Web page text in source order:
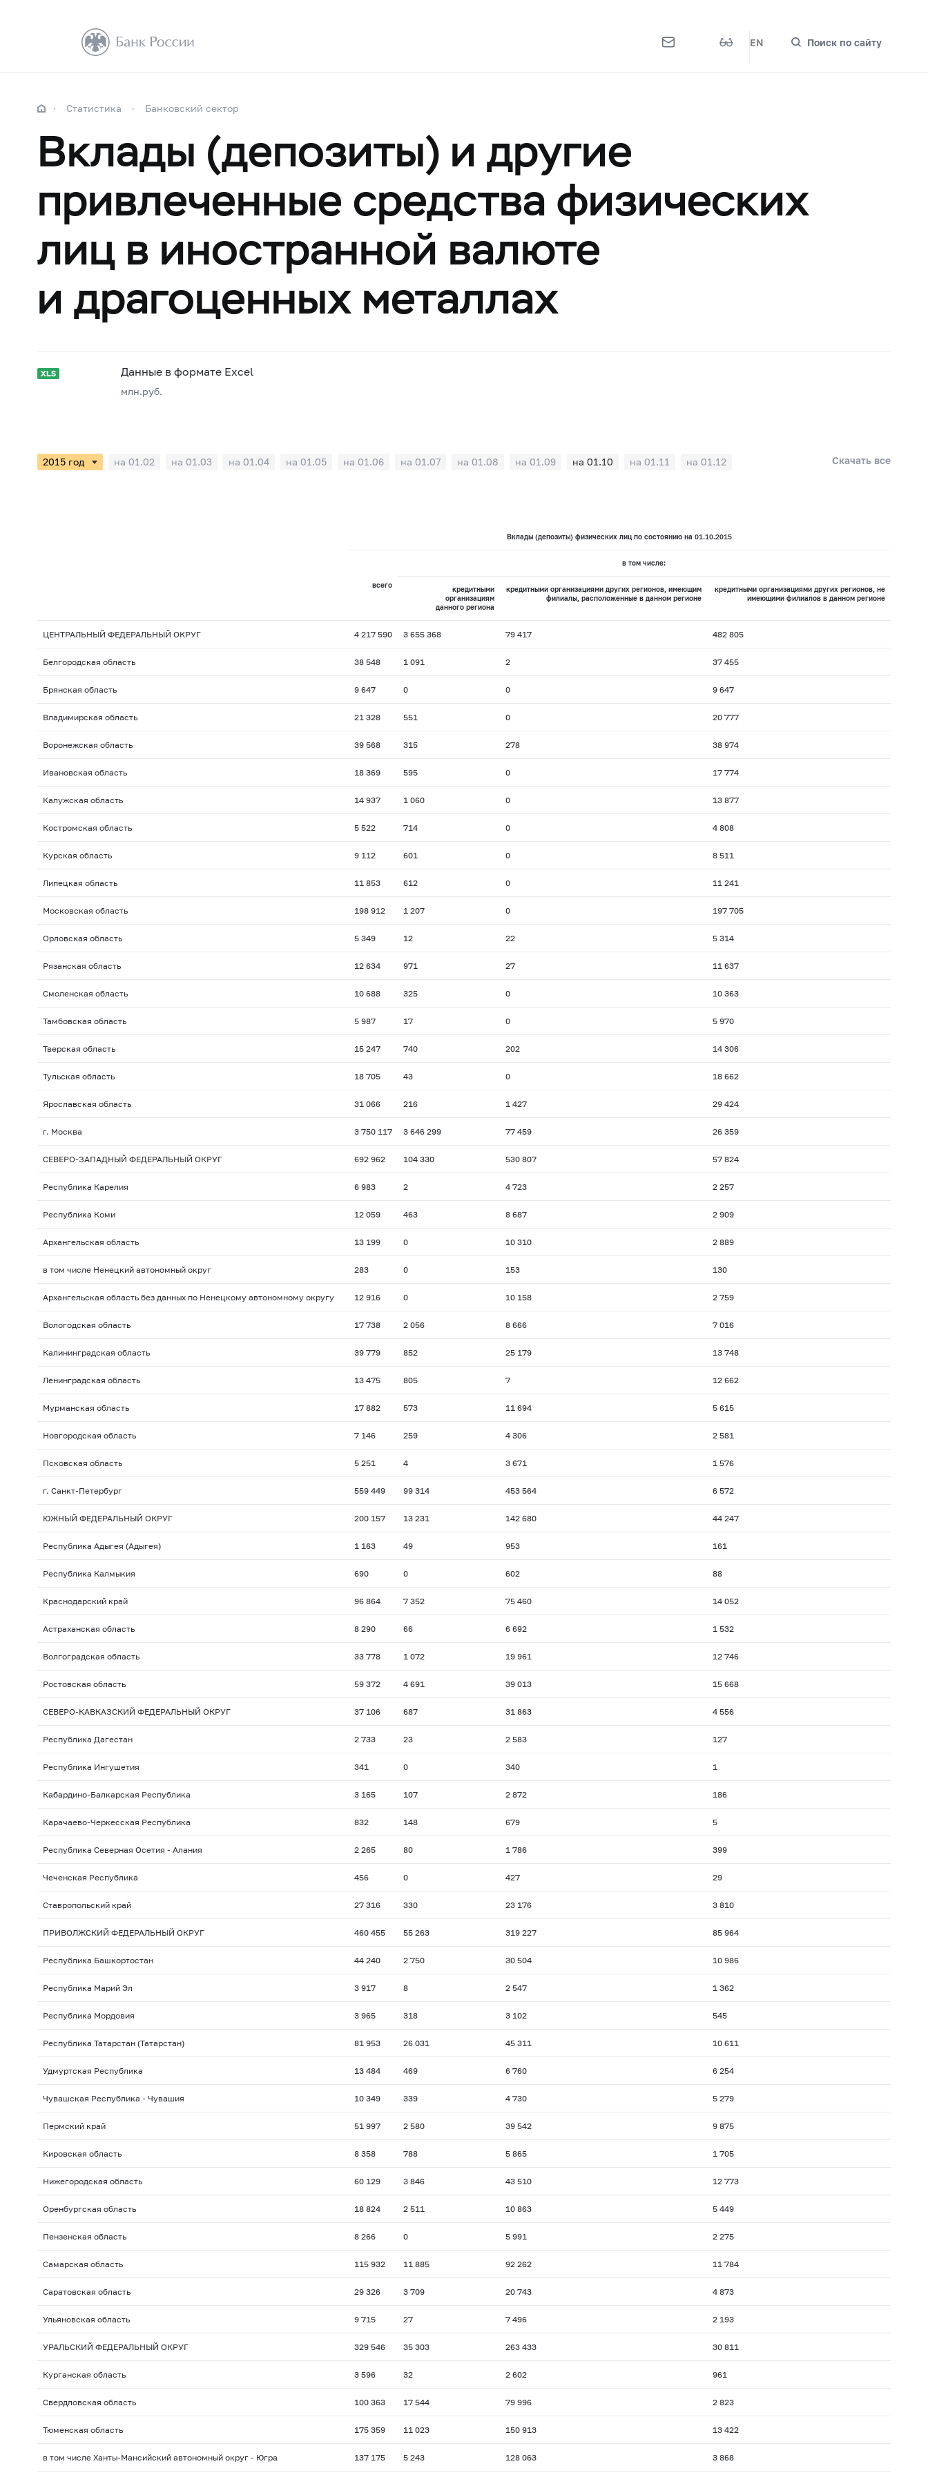
EN Поиск по сайту
Статистика Банковский сектор
Вклады (депозиты) и другие
привлеченные средства физических
лиц в иностранной валюте
и драгоценных металлах
Данные в формате Excel
млн.руб.
на 01.02 на 01.03 на 01.04 на 01.05 на 01.06 на 01.07 на 01.08 на 01.09 на 01.10 на 01.11 на 01.12 Скачать все
Вклады (депозиты) физических лиц по состоянию на 01.10.2015
всего
в том числе:
кредитными
организациям
данного региона
кредитными организациями других регионов, имеющим
филиалы, расположенные в данном регионе
кредитными организациями других регионов, не
имеющими филиалов в данном регионе
ЦЕНТРАЛЬНЫЙ ФЕДЕРАЛЬНЫЙ ОКРУГ 4 217 590 3 655 368 79 417 482 805
Белгородская область 38 548 1 091 2 37 455
Брянская область 9 647 0 0 9 647
Владимирская область 21 328 551 0 20 777
Воронежская область 39 568 315 278 38 974
Ивановская область 18 369 595 0 17 774
Калужская область 14 937 1 060 0 13 877
Костромская область 5 522 714 0 4 808
Курская область 9 112 601 0 8 511
Липецкая область 11 853 612 0 11 241
Московская область 198 912 1 207 0 197 705
Орловская область 5 349 12 22 5 314
Рязанская область 12 634 971 27 11 637
Смоленская область 10 688 325 0 10 363
Тамбовская область 5 987 17 0 5 970
Тверская область 15 247 740 202 14 306
Тульская область 18 705 43 0 18 662
Ярославская область 31 066 216 1 427 29 424
г. Москва 3 750 117 3 646 299 77 459 26 359
СЕВЕРО-ЗАПАДНЫЙ ФЕДЕРАЛЬНЫЙ ОКРУГ 692 962 104 330 530 807 57 824
Республика Карелия 6 983 2 4 723 2 257
Республика Коми 12 059 463 8 687 2 909
Архангельская область 13 199 0 10 310 2 889
в том числе Ненецкий автономный округ 283 0 153 130
Архангельская область без данных по Ненецкому автономному округу 12 916 0 10 158 2 759
Вологодская область 17 738 2 056 8 666 7 016
Калининградская область 39 779 852 25 179 13 748
Ленинградская область 13 475 805 7 12 662
Мурманская область 17 882 573 11 694 5 615
Новгородская область 7 146 259 4 306 2 581
Псковская область 5 251 4 3 671 1 576
г. Санкт-Петербург 559 449 99 314 453 564 6 572
ЮЖНЫЙ ФЕДЕРАЛЬНЫЙ ОКРУГ 200 157 13 231 142 680 44 247
Республика Адыгея (Адыгея) 1 163 49 953 161
Республика Калмыкия 690 0 602 88
Краснодарский край 96 864 7 352 75 460 14 052
Астраханская область 8 290 66 6 692 1 532
Волгоградская область 33 778 1 072 19 961 12 746
Ростовская область 59 372 4 691 39 013 15 668
СЕВЕРО-КАВКАЗСКИЙ ФЕДЕРАЛЬНЫЙ ОКРУГ 37 106 687 31 863 4 556
Республика Дагестан 2 733 23 2 583 127
Республика Ингушетия 341 0 340 1
Кабардино-Балкарская Республика 3 165 107 2 872 186
Карачаево-Черкесская Республика 832 148 679 5
Республика Северная Осетия - Алания 2 265 80 1 786 399
Чеченская Республика 456 0 427 29
Ставропольский край 27 316 330 23 176 3 810
ПРИВОЛЖСКИЙ ФЕДЕРАЛЬНЫЙ ОКРУГ 460 455 55 263 319 227 85 964
Республика Башкортостан 44 240 2 750 30 504 10 986
Республика Марий Эл 3 917 8 2 547 1 362
Республика Мордовия 3 965 318 3 102 545
Республика Татарстан (Татарстан) 81 953 26 031 45 311 10 611
Удмуртская Республика 13 484 469 6 760 6 254
Чувашская Республика - Чувашия 10 349 339 4 730 5 279
Пермский край 51 997 2 580 39 542 9 875
Кировская область 8 358 788 5 865 1 705
Нижегородская область 60 129 3 846 43 510 12 773
Оренбургская область 18 824 2 511 10 863 5 449
Пензенская область 8 266 0 5 991 2 275
Самарская область 115 932 11 885 92 262 11 784
Саратовская область 29 326 3 709 20 743 4 873
Ульяновская область 9 715 27 7 496 2 193
УРАЛЬСКИЙ ФЕДЕРАЛЬНЫЙ ОКРУГ 329 546 35 303 263 433 30 811
Курганская область 3 596 32 2 602 961
Свердловская область 100 363 17 544 79 996 2 823
Тюменская область 175 359 11 023 150 913 13 422
в том числе Ханты-Мансийский автономный округ - Югра 137 175 5 243 128 063 3 868